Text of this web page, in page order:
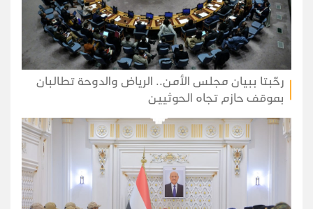
رحّبتا ببيان مجلس الأمن.. الرياض والدوحة تطالبان
بموقف حازم تجاه الحوثيين